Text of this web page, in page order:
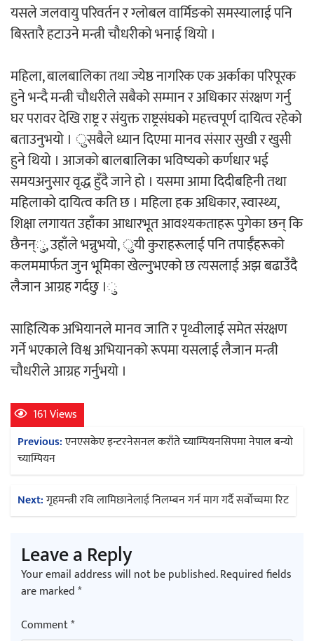
चलचित्र ‘माया भनेकै यस्तो होला’को शीर्ष गीत
सार्वजनिक
यसले जलवायु परिवर्तन र ग्लोबल वार्मिङको समस्यालाई पनि
बिस्तारै हटाउने मन्त्री चौधरीको भनाई थियो ।
महिला, बालबालिका तथा ज्येष्ठ नागरिक एक अर्काका परिपूरक
हुने भन्दै मन्त्री चौधरीले सबैको सम्मान र अधिकार संरक्षण गर्नु
घर परावर देखि राष्ट्र र संयुक्त राष्ट्रसंघको महत्त्वपूर्ण दायित्व रहेको
बताउनुभयो । ुसबैले ध्यान दिएमा मानव संसार सुखी र खुसी
हुने थियो । आजको बालबालिका भविष्यको कर्णधार भई
समयअनुसार वृद्ध हुँदै जाने हो । यसमा आमा दिदीबहिनी तथा
महिलाको दायित्व कति छ । महिला हक अधिकार, स्वास्थ्य,
शिक्षा लगायत उहाँका आधारभूत आवश्यकताहरू पुगेका छन् कि
छैनन्ु, उहाँले भन्नुभयो, ुयी कुराहरूलाई पनि तपाईँहरूको
कलममार्फत जुन भूमिका खेल्नुभएको छ त्यसलाई अझ बढाउँदै
लैजान आग्रह गर्दछु ।ु
साहित्यिक अभियानले मानव जाति र पृथ्वीलाई समेत संरक्षण
गर्ने भएकाले विश्व अभियानको रूपमा यसलाई लैजान मन्त्री
चौधरीले आग्रह गर्नुभयो ।
161 Views
Post
navigation
Previous:एनएसकेए इन्टरनेसनल कराँते च्याम्पियनसिपमा नेपाल बन्यो
च्याम्पियन
Next:गृहमन्त्री रवि लामिछानेलाई निलम्बन गर्न माग गर्दै सर्वोच्चमा रिट
Leave a Reply
Your email address will not be published.Required fields
are marked*
Comment*